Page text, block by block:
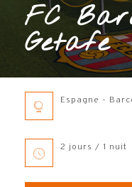
FC
Getafe
Espagne -
2 jours / 1 nuit